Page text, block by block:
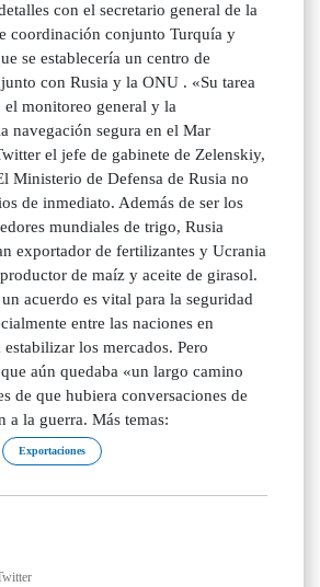
con el secretario general de la
coordinación conjunto Turquía y
se establecería un centro de
con Rusia y la ONU . «Su tarea
el monitoreo general y la
navegación segura en el Mar
el jefe de gabinete de Zelenskiy,
Ministerio de Defensa de Rusia no
de inmediato. Además de ser los
mundiales de trigo, Rusia
exportador de fertilizantes y Ucrania
de maíz y aceite de girasol.
acuerdo es vital para la seguridad
entre las naciones en
los mercados. Pero
aún quedaba «un largo camino
de que hubiera conversaciones de
a la guerra. Más temas:
Exportaciones